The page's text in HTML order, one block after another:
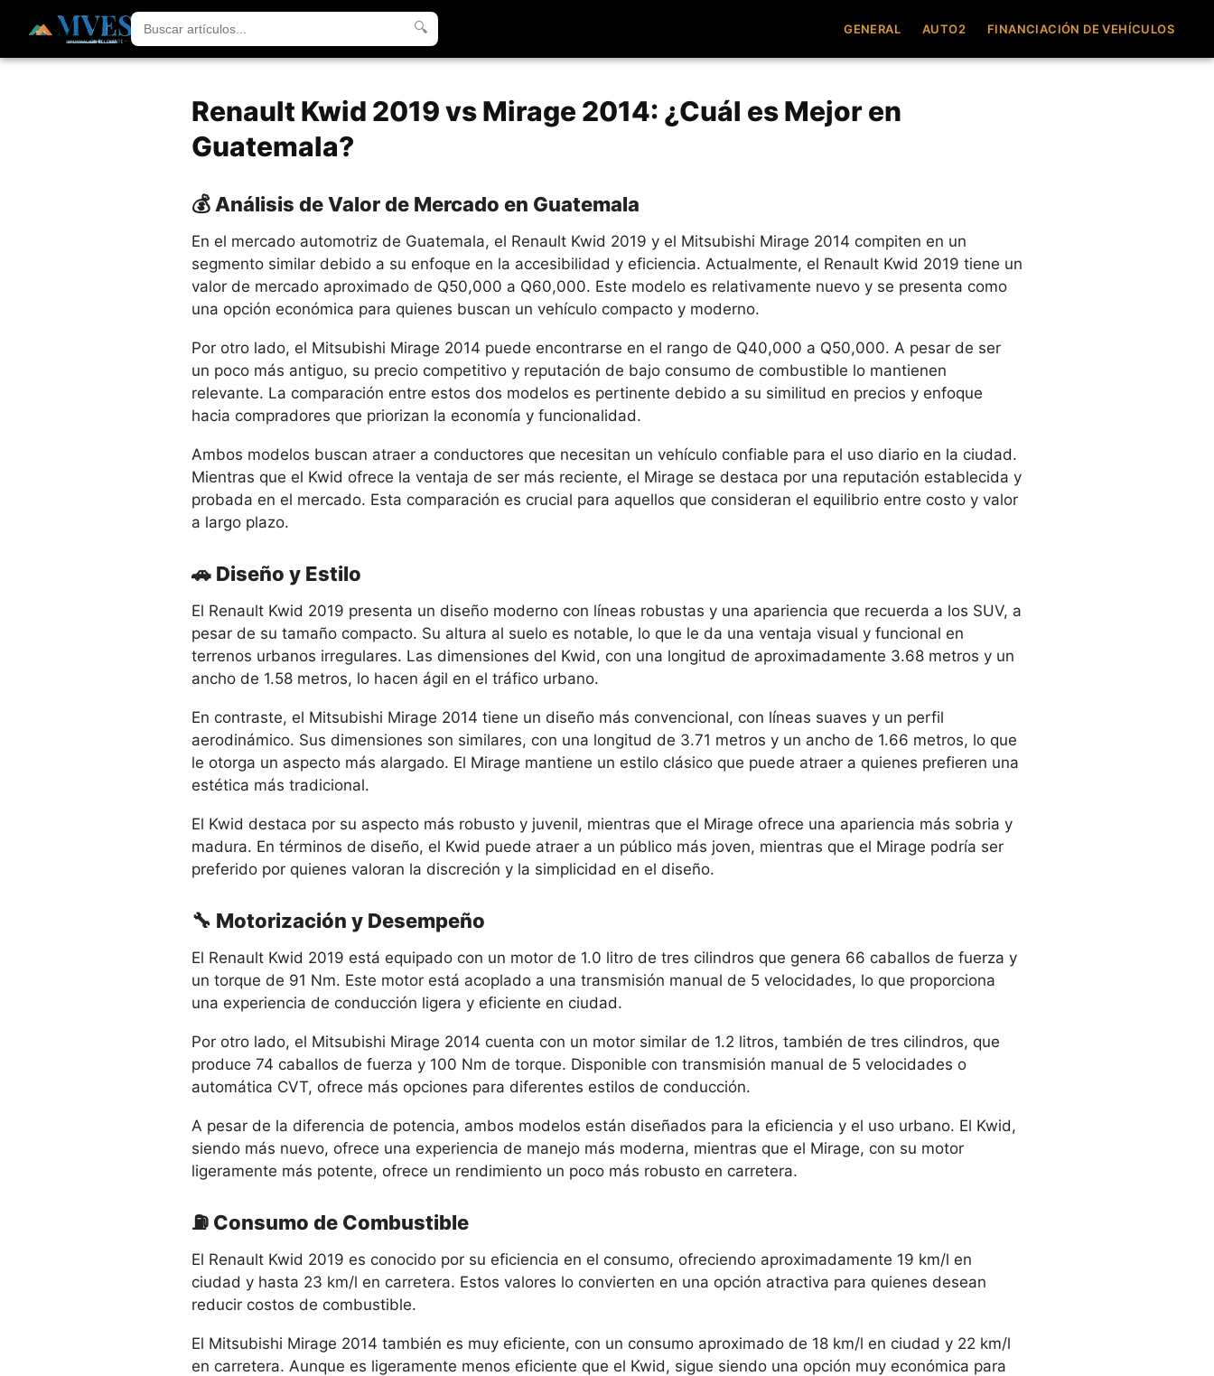
🔍 GENERAL AUTO2 FINANCIACIÓN DE VEHÍCULOS
Renault Kwid 2019 vs Mirage 2014: ¿Cuál es Mejor en
Guatemala?
💰 Análisis de Valor de Mercado en Guatemala
En el mercado automotriz de Guatemala, el Renault Kwid 2019 y el Mitsubishi Mirage 2014 compiten en un
segmento similar debido a su enfoque en la accesibilidad y eficiencia. Actualmente, el Renault Kwid 2019 tiene un
valor de mercado aproximado de Q50,000 a Q60,000. Este modelo es relativamente nuevo y se presenta como
una opción económica para quienes buscan un vehículo compacto y moderno.
Por otro lado, el Mitsubishi Mirage 2014 puede encontrarse en el rango de Q40,000 a Q50,000. A pesar de ser
un poco más antiguo, su precio competitivo y reputación de bajo consumo de combustible lo mantienen
relevante. La comparación entre estos dos modelos es pertinente debido a su similitud en precios y enfoque
hacia compradores que priorizan la economía y funcionalidad.
Ambos modelos buscan atraer a conductores que necesitan un vehículo confiable para el uso diario en la ciudad.
Mientras que el Kwid ofrece la ventaja de ser más reciente, el Mirage se destaca por una reputación establecida y
probada en el mercado. Esta comparación es crucial para aquellos que consideran el equilibrio entre costo y valor
a largo plazo.
🚗 Diseño y Estilo
El Renault Kwid 2019 presenta un diseño moderno con líneas robustas y una apariencia que recuerda a los SUV, a
pesar de su tamaño compacto. Su altura al suelo es notable, lo que le da una ventaja visual y funcional en
terrenos urbanos irregulares. Las dimensiones del Kwid, con una longitud de aproximadamente 3.68 metros y un
ancho de 1.58 metros, lo hacen ágil en el tráfico urbano.
En contraste, el Mitsubishi Mirage 2014 tiene un diseño más convencional, con líneas suaves y un perfil
aerodinámico. Sus dimensiones son similares, con una longitud de 3.71 metros y un ancho de 1.66 metros, lo que
le otorga un aspecto más alargado. El Mirage mantiene un estilo clásico que puede atraer a quienes prefieren una
estética más tradicional.
El Kwid destaca por su aspecto más robusto y juvenil, mientras que el Mirage ofrece una apariencia más sobria y
madura. En términos de diseño, el Kwid puede atraer a un público más joven, mientras que el Mirage podría ser
preferido por quienes valoran la discreción y la simplicidad en el diseño.
🔧 Motorización y Desempeño
El Renault Kwid 2019 está equipado con un motor de 1.0 litro de tres cilindros que genera 66 caballos de fuerza y
un torque de 91 Nm. Este motor está acoplado a una transmisión manual de 5 velocidades, lo que proporciona
una experiencia de conducción ligera y eficiente en ciudad.
Por otro lado, el Mitsubishi Mirage 2014 cuenta con un motor similar de 1.2 litros, también de tres cilindros, que
produce 74 caballos de fuerza y 100 Nm de torque. Disponible con transmisión manual de 5 velocidades o
automática CVT, ofrece más opciones para diferentes estilos de conducción.
A pesar de la diferencia de potencia, ambos modelos están diseñados para la eficiencia y el uso urbano. El Kwid,
siendo más nuevo, ofrece una experiencia de manejo más moderna, mientras que el Mirage, con su motor
ligeramente más potente, ofrece un rendimiento un poco más robusto en carretera.
⛽ Consumo de Combustible
El Renault Kwid 2019 es conocido por su eficiencia en el consumo, ofreciendo aproximadamente 19 km/l en
ciudad y hasta 23 km/l en carretera. Estos valores lo convierten en una opción atractiva para quienes desean
reducir costos de combustible.
El Mitsubishi Mirage 2014 también es muy eficiente, con un consumo aproximado de 18 km/l en ciudad y 22 km/l
en carretera. Aunque es ligeramente menos eficiente que el Kwid, sigue siendo una opción muy económica para